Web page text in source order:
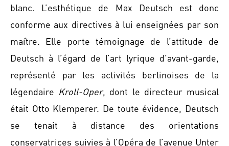
blanc. L’esthétique de Max Deutsch est donc
conforme aux directives à lui enseignées par son
maître. Elle porte témoignage de l’attitude de
Deutsch à l’égard de l’art lyrique d’avant-garde,
représenté par les activités berlinoises de la
légendaire Kroll-Oper, dont le directeur musical
était Otto Klemperer. De toute évidence, Deutsch
se tenait à distance des orientations
conservatrices suivies à l’Opéra de l’avenue Unter